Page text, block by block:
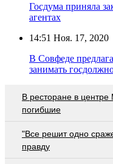
Госдума приняла
агентах
14:51 Ноя. 17, 2020
В Совфеде
занимать
В ресторане в
погибшие
"Все решит одно
правду